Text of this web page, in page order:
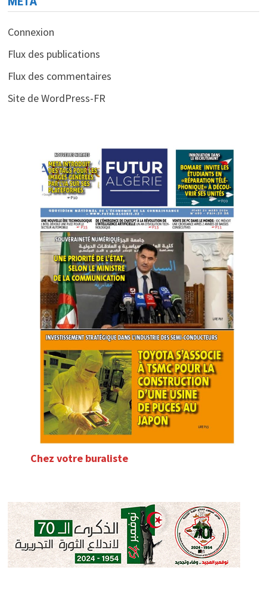
Connexion
Flux des publications
Flux des commentaires
Site de WordPress-FR
Chez votre buraliste